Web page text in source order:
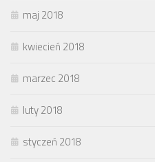
maj 2018
kwiecień 2018
marzec 2018
luty 2018
styczeń 2018